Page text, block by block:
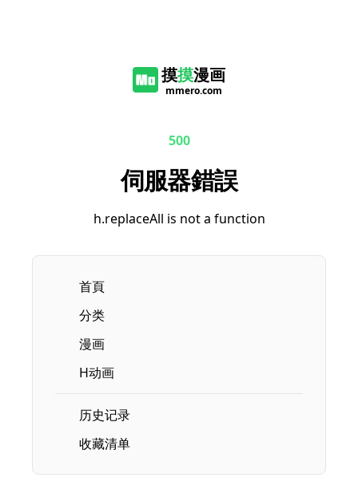
摸摸漫画
mmero.com
500
伺服器錯誤
h.replaceAll is not a function
首頁
分类
漫画
H动画
历史记录
收藏清单